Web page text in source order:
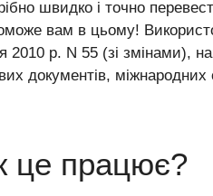
швидко і точно
вам в цьому!
2010 р. N 55 (зі змінами),
документів,
це працює?